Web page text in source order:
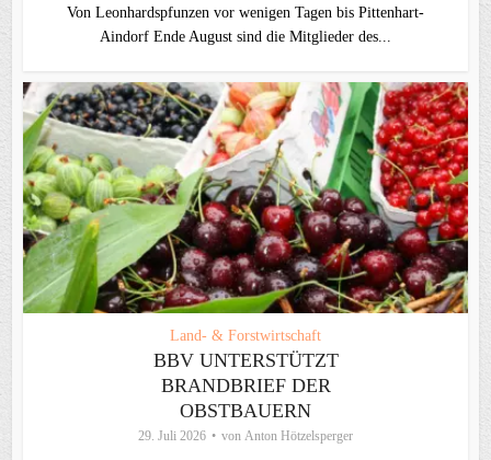
Von Leonhardspfunzen vor wenigen Tagen bis Pittenhart-
Aindorf Ende August sind die Mitglieder des...
Land- & Forstwirtschaft
BBV UNTERSTÜTZT
BRANDBRIEF DER
OBSTBAUERN
29. Juli 2026 von Anton Hötzelsperger